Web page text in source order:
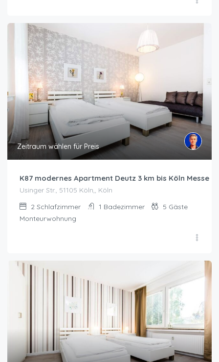
Zeitraum wählen für Preis
K87 modernes Apartment Deutz 3 km bis Köln Messe
Usinger Str., 51105 Köln,, Köln
2 Schlafzimmer 1 Badezimmer 5 Gäste
Monteurwohnung